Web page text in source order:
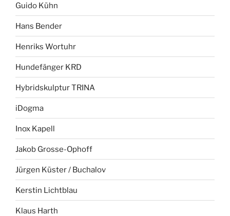
Guido Kühn
Hans Bender
Henriks Wortuhr
Hundefänger KRD
Hybridskulptur TRINA
iDogma
Inox Kapell
Jakob Grosse-Ophoff
Jürgen Küster / Buchalov
Kerstin Lichtblau
Klaus Harth